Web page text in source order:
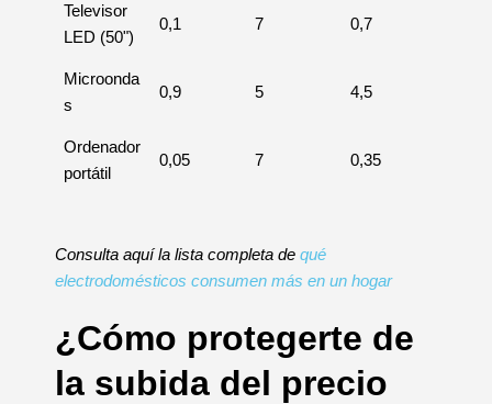
Televisor
LED (50")
0,1 7 0,7
Microonda
s
0,9 5 4,5
Ordenador
portátil
0,05 7 0,35
Consulta aquí la lista completa de qué
electrodomésticos consumen más en un hogar
¿Cómo protegerte de
la subida del precio